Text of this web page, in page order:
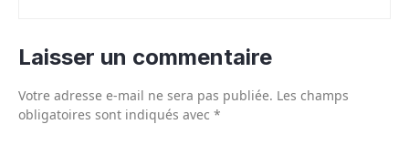
Laisser un commentaire
Votre adresse e-mail ne sera pas publiée. Les champs
obligatoires sont indiqués avec *